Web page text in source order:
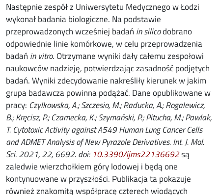
Następnie zespół z Uniwersytetu Medycznego w Łodzi
wykonał badania biologiczne. Na podstawie
przeprowadzonych wcześniej badań in silicodobrano
odpowiednie linie komórkowe, w celu przeprowadzenia
badań in vitro. Otrzymane wyniki dały całemu zespołowi
naukowców nadzieję, potwierdzając zasadność podjętych
badań. Wyniki zdecydowanie nakreśliły kierunek w jakim
grupa badawcza powinna podążać. Dane opublikowane w
pracy: Czylkowska, A.; Szczesio, M.; Raducka, A.; Rogalewicz,
B.; Kręcisz, P.; Czarnecka, K.; Szymański, P.; Pitucha, M.; Pawlak,
T. Cytotoxic Activity against A549 Human Lung Cancer Cells
and ADMET Analysis of New Pyrazole Derivatives. Int. J. Mol.
Sci. 2021, 22, 6692. doi: 10.3390/ijms22136692opens in
są
zaledwie wierzchołkiem góry lodowej i będą one
kontynuowane w przyszłości. Publikacja ta pokazuje
również znakomitą współpracę czterech wiodących